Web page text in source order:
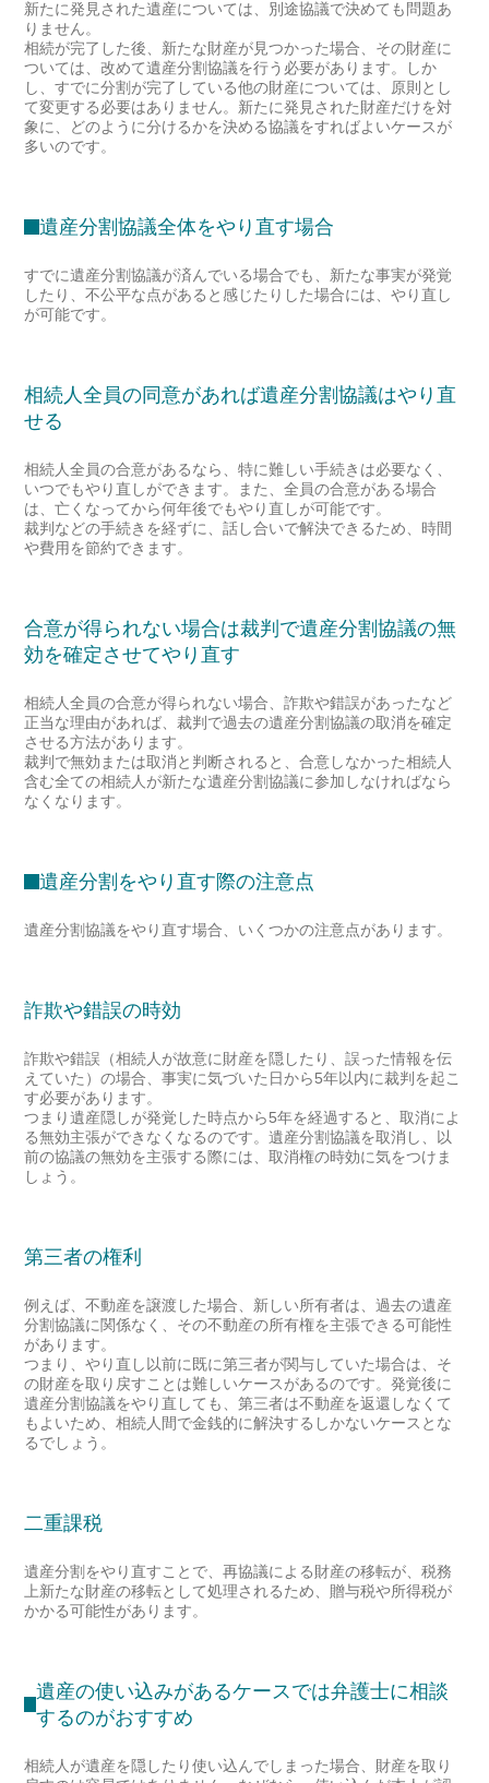
新たに発見された遺産については、別途協議で決めても問題あ
りません。
相続が完了した後、新たな財産が見つかった場合、その財産に
ついては、改めて遺産分割協議を行う必要があります。しか
し、すでに分割が完了している他の財産については、原則とし
て変更する必要はありません。新たに発見された財産だけを対
象に、どのように分けるかを決める協議をすればよいケースが
多いのです。
遺産分割協議全体をやり直す場合
すでに遺産分割協議が済んでいる場合でも、新たな事実が発覚
したり、不公平な点があると感じたりした場合には、やり直し
が可能です。
相続人全員の同意があれば遺産分割協議はやり直
せる
相続人全員の合意があるなら、特に難しい手続きは必要なく、
いつでもやり直しができます。また、全員の合意がある場合
は、亡くなってから何年後でもやり直しが可能です。
裁判などの手続きを経ずに、話し合いで解決できるため、時間
や費用を節約できます。
合意が得られない場合は裁判で遺産分割協議の無
効を確定させてやり直す
相続人全員の合意が得られない場合、詐欺や錯誤があったなど
正当な理由があれば、裁判で過去の遺産分割協議の取消を確定
させる方法があります。
裁判で無効または取消と判断されると、合意しなかった相続人
含む全ての相続人が新たな遺産分割協議に参加しなければなら
なくなります。
遺産分割をやり直す際の注意点
遺産分割協議をやり直す場合、いくつかの注意点があります。
詐欺や錯誤の時効
詐欺や錯誤（相続人が故意に財産を隠したり、誤った情報を伝
えていた）の場合、事実に気づいた日から5年以内に裁判を起こ
す必要があります。
つまり遺産隠しが発覚した時点から5年を経過すると、取消によ
る無効主張ができなくなるのです。遺産分割協議を取消し、以
前の協議の無効を主張する際には、取消権の時効に気をつけま
しょう。
第三者の権利
例えば、不動産を譲渡した場合、新しい所有者は、過去の遺産
分割協議に関係なく、その不動産の所有権を主張できる可能性
があります。
つまり、やり直し以前に既に第三者が関与していた場合は、そ
の財産を取り戻すことは難しいケースがあるのです。発覚後に
遺産分割協議をやり直しても、第三者は不動産を返還しなくて
もよいため、相続人間で金銭的に解決するしかないケースとな
るでしょう。
二重課税
遺産分割をやり直すことで、再協議による財産の移転が、税務
上新たな財産の移転として処理されるため、贈与税や所得税が
かかる可能性があります。
遺産の使い込みがあるケースでは弁護士に相談
するのがおすすめ
相続人が遺産を隠したり使い込んでしまった場合、財産を取り